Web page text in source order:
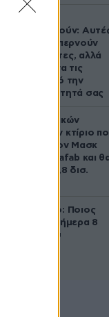
προειδοποιούν:
οι τροφές, περνούν
απαρατήρητες, αλλά
καλό είναι να τις
βγάλετε από την
καθημερινότητά σας
Το φαραωνικών
διαστάσεων κτίριο
χτίζει ο Έλον Μασκ
λέγεται Terafab και
κοστίσει 16,8 δισ.
Εορτολόγιο: Ποιος
γιορτάζει σήμερα 8
Αυγούστου